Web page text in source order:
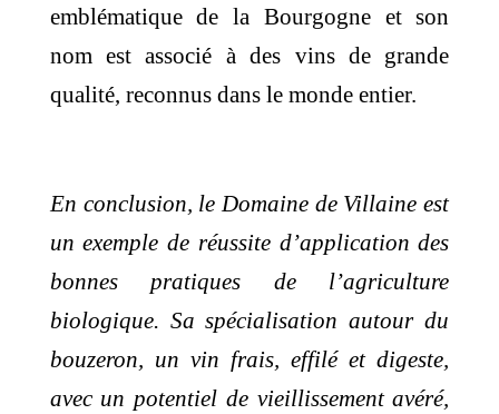
emblématique de la Bourgogne et son
nom est associé à des vins de grande
qualité, reconnus dans le monde entier.
En conclusion, le Domaine de Villaine est
un exemple de réussite d’application des
bonnes pratiques de l’agriculture
biologique. Sa spécialisation autour du
bouzeron, un vin frais, effilé et digeste,
avec un potentiel de vieillissement avéré,